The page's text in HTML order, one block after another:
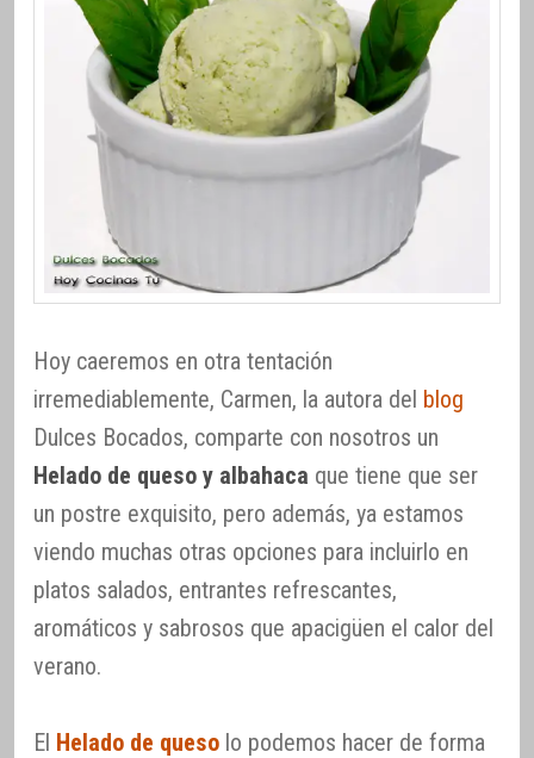
Hoy caeremos en otra tentación
irremediablemente, Carmen, la autora del blog
Dulces Bocados, comparte con nosotros un
Helado de queso y albahaca que tiene que ser
un postre exquisito, pero además, ya estamos
viendo muchas otras opciones para incluirlo en
platos salados, entrantes refrescantes,
aromáticos y sabrosos que apacigüen el calor del
verano.
El Helado de queso lo podemos hacer de forma